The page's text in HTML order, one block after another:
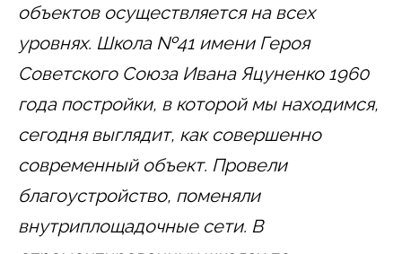
объектов осуществляется на всех
уровнях. Школа №41 имени Героя
Советского Союза Ивана Яцуненко 1960
года постройки, в которой мы находимся,
сегодня выглядит, как совершенно
современный объект. Провели
благоустройство, поменяли
внутриплощадочные сети. В